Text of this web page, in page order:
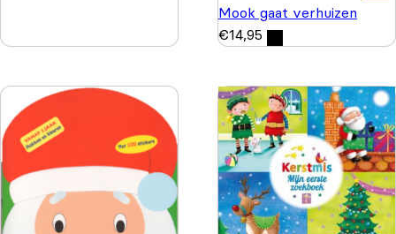
Mook gaat verhuizen
€14,95